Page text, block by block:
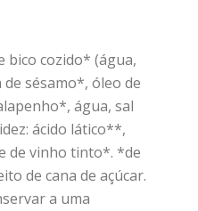
bico cozido* (água,
sésamo*, óleo de
água, sal
ácido lático**,
de vinho tinto*. *de
de cana de açúcar.
a uma